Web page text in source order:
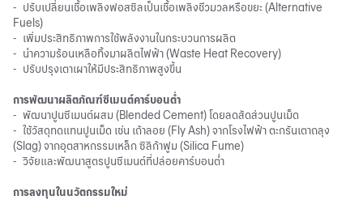
- ปรับเปลี่ยนเชื้อเพลิงฟอสซิลเป็นเชื้อเพลิงชีวมวลหรือขยะ (Alternative
Fuels)
- เพิ่มประสิทธิภาพการใช้พลังงานในกระบวนการผลิต
- นำความร้อนเหลือทิ้งมาผลิตไฟฟ้า (Waste Heat Recovery)
- ปรับปรุงเตาเผาให้มีประสิทธิภาพสูงขึ้น
การพัฒนาผลิตภัณฑ์ซีเมนต์คาร์บอนต่ำ
- พัฒนาปูนซีเมนต์ผสม (Blended Cement) โดยลดสัดส่วนปูนเม็ด
- ใช้วัสดุทดแทนปูนเม็ด เช่น เถ้าลอย (Fly Ash) จากโรงไฟฟ้า ตะกรันเตาถลุง
(Slag) จากอุตสาหกรรมเหล็ก ซิลิก้าฟูม (Silica Fume)
- วิจัยและพัฒนาสูตรปูนซีเมนต์ที่ปล่อยคาร์บอนต่ำ
การลงทุนในนวัตกรรมใหม่